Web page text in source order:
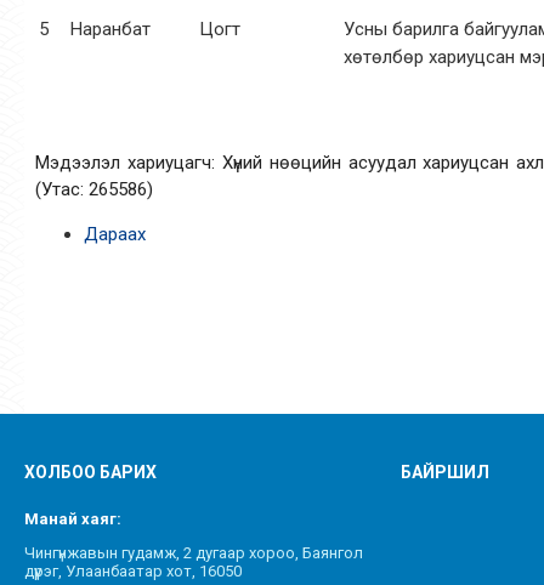
5 Наранбат Цогт
Усны барилга
хөтөлбөр хариуцсан
Мэдээлэл хариуцагч: Хүний нөөцийн асуудал хариуцсан
(Утас: 265586)
Дараах
ХОЛБОО БАРИХ
Манай хаяг:
Чингүнжавын гудамж, 2 дугаар хороо, Баянгол
дүүрэг, Улаанбаатар хот, 16050
БАЙРШИЛ